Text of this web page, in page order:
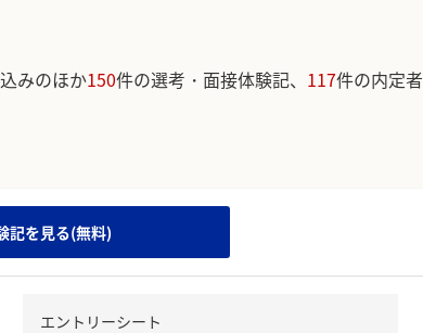
みのほか150件の選考・面接体験記、 117件の内定者
記を見る(無料)
エントリーシート